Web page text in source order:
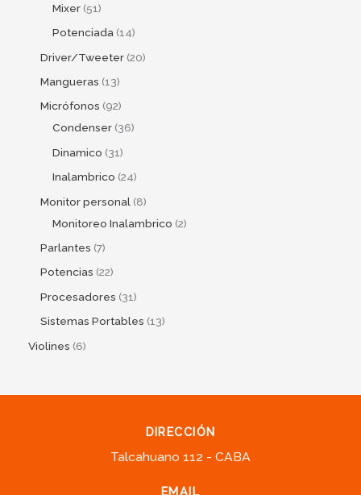
Mixer 51
Potenciada 14
Driver/Tweeter 20
Mangueras 13
Micrófonos 92
Condenser 36
Dinamico 31
Inalambrico 24
Monitor personal 8
Monitoreo Inalambrico 2
Parlantes 7
Potencias 22
Procesadores 31
Sistemas Portables 13
Violines 6
DIRECCIÓN
Talcahuano 112 - CABA
EMAIL